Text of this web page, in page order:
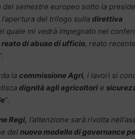
del semestre europeo sotto la
del trilogo sulla direttiva
quale mi vedrà impegnato nel
reato di abuso di ufficio, reato
“.
la commissione Agri, i lavori si
dignità agli agricoltori e
“.
Regi, l’attenzione sarà rivolta
del nuovo modello di governance